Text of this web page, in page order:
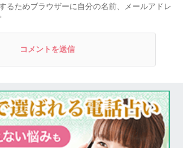
るためブラウザーに自分の名前、メールアドレ